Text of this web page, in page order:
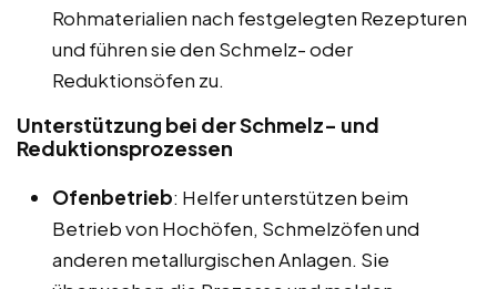
Rohmaterialien nach festgelegten Rezepturen
und führen sie den Schmelz- oder
Reduktionsöfen zu.
Unterstützung bei der Schmelz- und
Reduktionsprozessen
Ofenbetrieb: Helfer unterstützen beim
Betrieb von Hochöfen, Schmelzöfen und
anderen metallurgischen Anlagen. Sie